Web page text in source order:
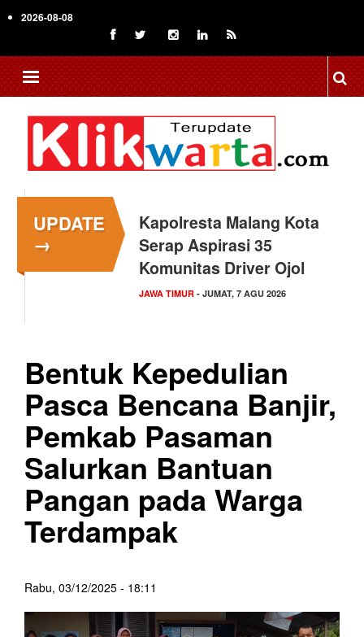
to
content
2026-08-08
UPDATE
→
Kapolresta Malang Kota
Serap Aspirasi 35
Komunitas Driver Ojol
JAWA TIMUR - JUMAT, 7 AGU 2026
Bentuk Kepedulian
Pasca Bencana Banjir,
Pemkab Pasaman
Salurkan Bantuan
Pangan pada Warga
Terdampak
Rabu, 03/12/2025 - 18:11